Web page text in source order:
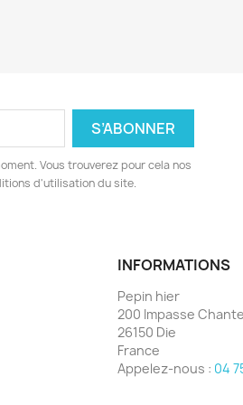
Vous trouverez pour cela nos
d'utilisation du site.
INFORMATIONS
Pepin hier
200 Impasse
26150 Die
France
Appelez-nous : 04